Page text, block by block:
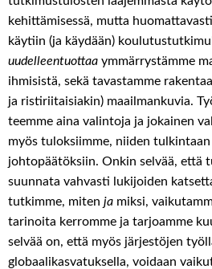
kehittämisessä, mutta
käytiin (ja käydään)
uudelleentuottaa ymmärrystämme
ihmisistä, sekä tavastamme
ja ristiriitaisiakin) maailmankuvia.
teemme aina valintoja ja jokainen
myös tuloksiimme, niiden
johtopäätöksiin. Onkin selvää, että
suunnata vahvasti lukijoiden
tutkimme, miten ja miksi,
tarinoita kerromme ja tarjoamme
selvää on, että myös järjestöjen
globaalikasvatuksella, voidaan